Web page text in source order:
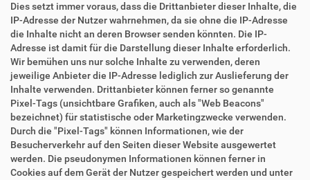
Dies setzt immer voraus, dass die Drittanbieter dieser Inhalte, die
IP-Adresse der Nutzer wahrnehmen, da sie ohne die IP-Adresse
die Inhalte nicht an deren Browser senden könnten. Die IP-
Adresse ist damit für die Darstellung dieser Inhalte erforderlich.
Wir bemühen uns nur solche Inhalte zu verwenden, deren
jeweilige Anbieter die IP-Adresse lediglich zur Auslieferung der
Inhalte verwenden. Drittanbieter können ferner so genannte
Pixel-Tags (unsichtbare Grafiken, auch als "Web Beacons"
bezeichnet) für statistische oder Marketingzwecke verwenden.
Durch die "Pixel-Tags" können Informationen, wie der
Besucherverkehr auf den Seiten dieser Website ausgewertet
werden. Die pseudonymen Informationen können ferner in
Cookies auf dem Gerät der Nutzer gespeichert werden und unter